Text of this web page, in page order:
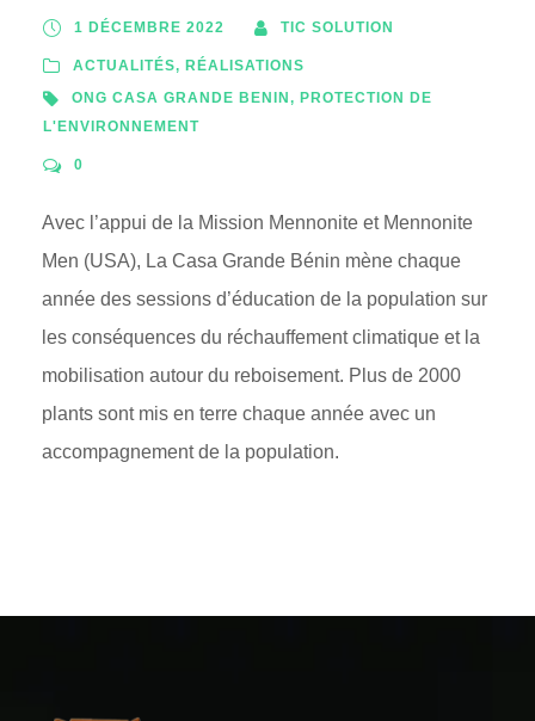
1 DÉCEMBRE 2022 TIC SOLUTION
ACTUALITÉS, RÉALISATIONS
ONG CASA GRANDE BENIN, PROTECTION DE
L'ENVIRONNEMENT
0
Avec l’appui de la Mission Mennonite et Mennonite
Men (USA), La Casa Grande Bénin mène chaque
année des sessions d’éducation de la population sur
les conséquences du réchauffement climatique et la
mobilisation autour du reboisement. Plus de 2000
plants sont mis en terre chaque année avec un
accompagnement de la population.